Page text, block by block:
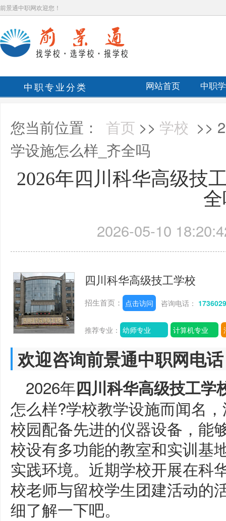
前景通中职网欢迎您！
中职专业分类 网站首页 中职
您当前位置： 首页 >> 学校 >>
学设施怎么样_齐全吗
2026年四川科华高级技
2026-05-10
四川科华高级技工学校
招生首页： 点击访问 咨询电话：
推荐专业： 幼师专业 计算机专业
欢迎咨询前景通中职网电
2026年四川科华高级技工学
怎么样?学校教学设施而闻名
校园配备先进的仪器设备，能
校设有多功能的教室和实训基
实践环境。近期学校开展在科
校老师与留校学生团建活动的
细了解一下吧。